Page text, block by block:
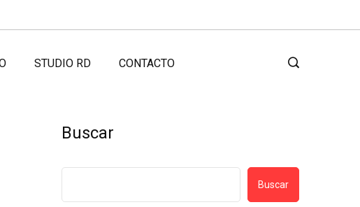
STUDIO RD CONTACTO
Buscar
Buscar